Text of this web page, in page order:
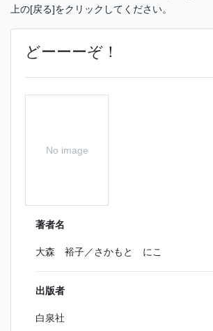
上の[戻る]をクリックしてください。
どーーーぞ！
No image
著者名
大森 裕子／さかもと にこ
出版者
白泉社